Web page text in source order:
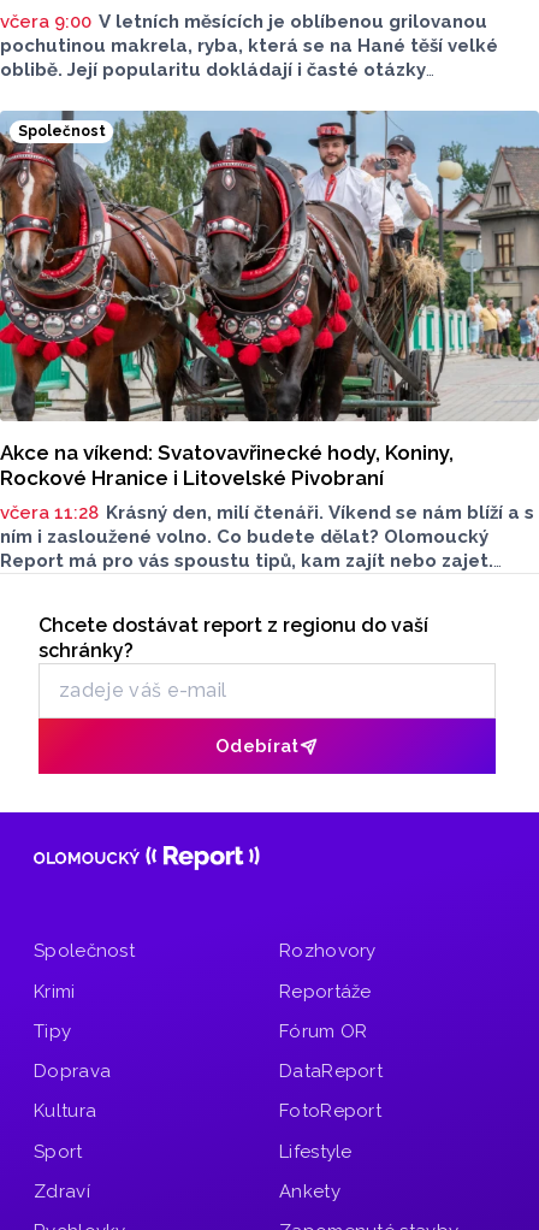
včera 9:00 V letních měsících je oblíbenou grilovanou
pochutinou makrela, ryba, která se na Hané těší velké
oblibě. Její popularitu dokládají i časté otázky
nebo o víkendu grilovat. Zpřehlednit tyto informace
má nová letní mikroaplikace "Kde pečou makrely?“
Společnost
Akce na víkend: Svatovavřinecké hody, Koniny,
Rockové Hranice i Litovelské Pivobraní
včera 11:28 Krásný den, milí čtenáři. Víkend se nám blíží a s
ním i zasloužené volno. Co budete dělat? Olomoucký
Report má pro vás spoustu tipů, kam zajít nebo zajet.
Odběr newsletteru
Chcete dostávat report z regionu do vaší
schránky?
Odebírat
Společnost
Krimi
Tipy
Doprava
Kultura
Sport
Zdraví
Rozhovory
Reportáže
Fórum OR
DataReport
FotoReport
Lifestyle
Ankety